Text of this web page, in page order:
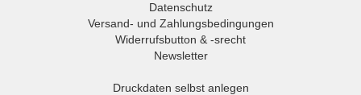
Datenschutz
Versand- und Zahlungsbedingungen
Widerrufsbutton & -srecht
Newsletter
Druckdaten selbst anlegen